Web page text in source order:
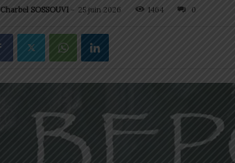
Charbel SOSSOUVI- 25 juin 2026 1464 0